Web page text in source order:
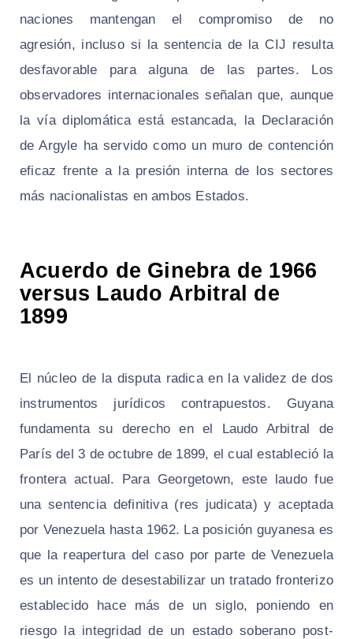
naciones mantengan el compromiso de no
agresión, incluso si la sentencia de la CIJ resulta
desfavorable para alguna de las partes. Los
observadores internacionales señalan que, aunque
la vía diplomática está estancada, la Declaración
de Argyle ha servido como un muro de contención
eficaz frente a la presión interna de los sectores
más nacionalistas en ambos Estados.
Acuerdo de Ginebra de 1966
versus Laudo Arbitral de
1899
El núcleo de la disputa radica en la validez de dos
instrumentos jurídicos contrapuestos. Guyana
fundamenta su derecho en el Laudo Arbitral de
París del 3 de octubre de 1899, el cual estableció la
frontera actual. Para Georgetown, este laudo fue
una sentencia definitiva (res judicata) y aceptada
por Venezuela hasta 1962. La posición guyanesa es
que la reapertura del caso por parte de Venezuela
es un intento de desestabilizar un tratado fronterizo
establecido hace más de un siglo, poniendo en
riesgo la integridad de un estado soberano post-